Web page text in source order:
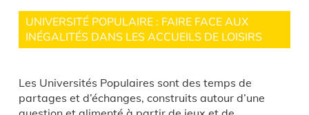
UNIVERSITÉ POPULAIRE : FAIRE FACE AUX
INÉGALITÉS DANS LES ACCUEILS DE LOISIRS
Les Universités Populaires sont des temps de
partages et d’échanges, construits autour d’une